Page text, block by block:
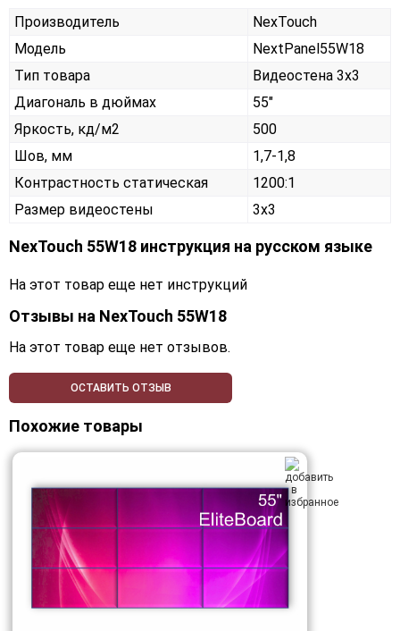
Производитель
NexTouch
Модель
NextPanel55W18
Тип товара
Видеостена 3х3
Диагональ в дюймах
55"
Яркость, кд/м2
500
Шов, мм
1,7-1,8
Контрастность статическая
1200:1
Размер видеостены
3x3
NexTouch 55W18 инструкция на русском языке
На этот товар еще нет инструкций
Отзывы на NexTouch 55W18
На этот товар еще нет отзывов.
ОСТАВИТЬ ОТЗЫВ
Похожие товары